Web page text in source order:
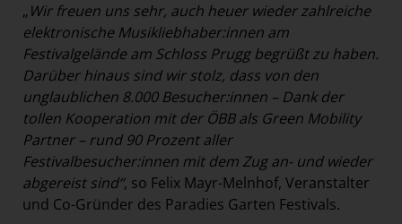
„Wir freuen uns sehr, auch heuer wieder zahlreiche
elektronische Musikliebhaber:innen am
Festivalgelände am Schloss Prugg begrüßt zu haben.
Darüber hinaus sind wir stolz, dass von den
unglaublichen 8.000 Besucher:innen – Dank der
tollen Kooperation mit der ÖBB als Green Mobility
Partner – rund 90 Prozent aller
Festivalbesucher:innen mit dem Zug an- und wieder
abgereist sind“, so Felix Mayr-Melnhof, Veranstalter
und Co-Gründer des Paradies Garten Festivals.